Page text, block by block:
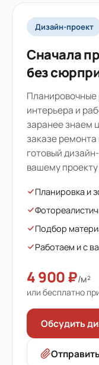
Дизайн-проект
Сначала
без
интерьера и
заранее знаем
заказе
готовый
вашему
Планировка и
Подбор
Работаем и с
4 900 ₽/м²
или бесплатно
Обсудить